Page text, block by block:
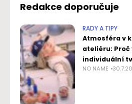
Redakce doporučuje
RADY A TIPY
Atmosféra v
ateliéru: Proč
individuální
NO NAME